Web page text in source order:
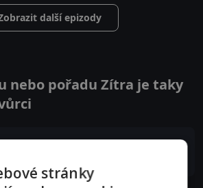
další epizody
nebo pořadu Zítra je taky
stránky